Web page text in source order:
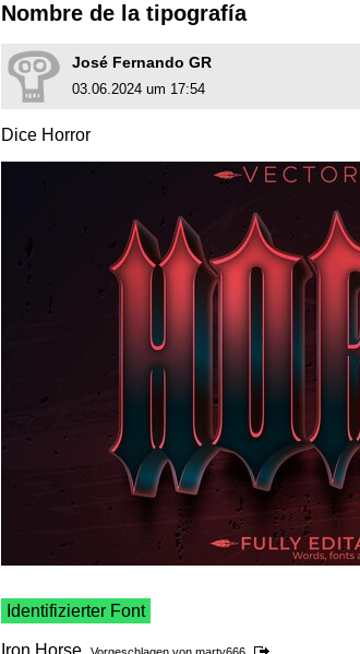
Nombre de la tipografía
José Fernando GR
03.06.2024 um 17:54
Dice Horror
Identifizierter Font